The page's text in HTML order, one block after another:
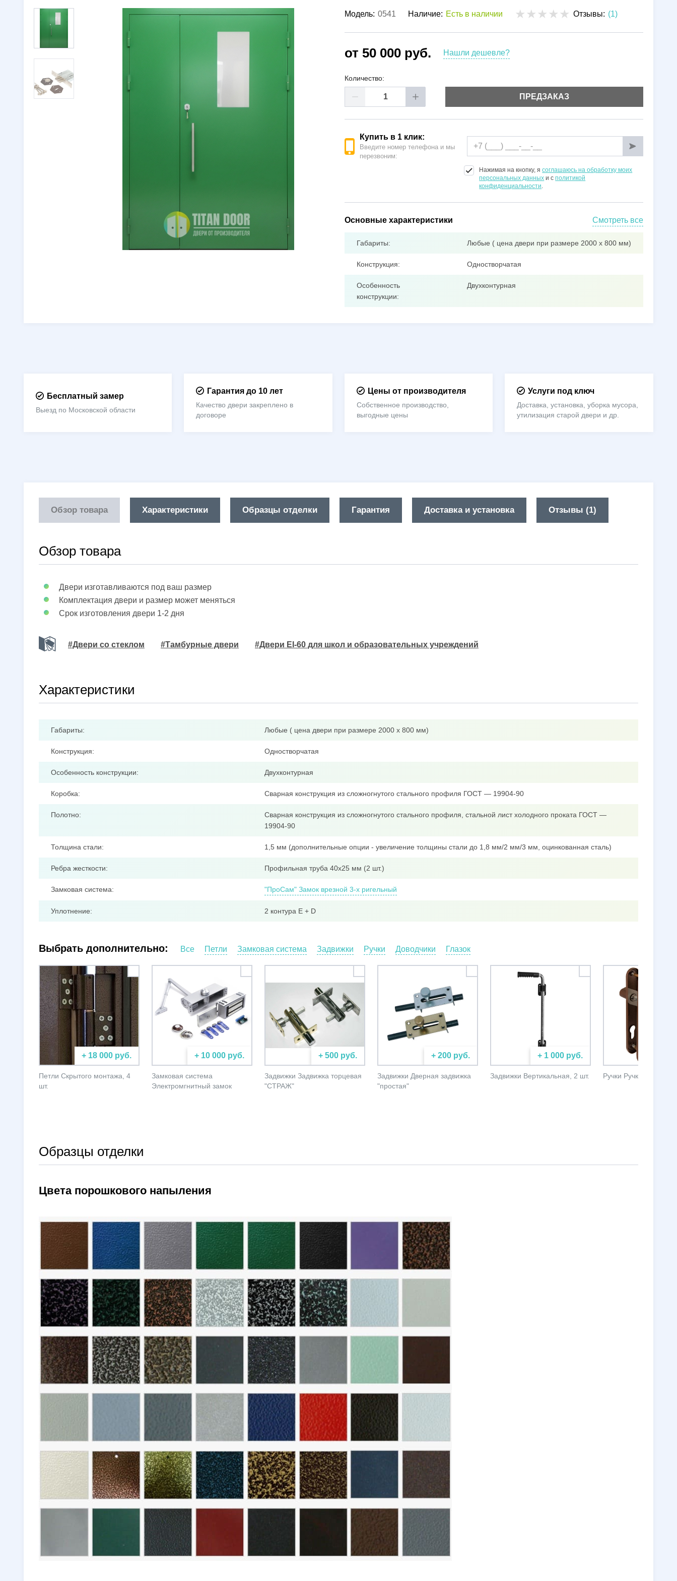
Двери с ковкой
Двери со стеклом
Тамбурные двери
🔖 РАСПРОДАЖА ДВЕРЕЙ
Установка
Модель: 0541 Наличие: Есть в наличии Отзывы: (1)
от 50 000 руб. Нашли дешевле?
Количество:
ПРЕДЗАКАЗ
Купить в 1 клик:
Введите номер телефона и мы
перезвоним:
Нажимая на кнопку, ясоглашаюсь на обработку моих
персональных данных и сполитикой
конфиденциальности.
Основные характеристики Смотреть все
Габариты: Любые ( цена двери при размере 2000 х 800 мм)
Конструкция: Одностворчатая
Особенность
конструкции:
Двухконтурная
Бесплатный замер
Выезд по Московской области
Гарантия до 10 лет
Качество двери закреплено в
договоре
Цены от производителя
Собственное производство,
выгодные цены
Услуги под ключ
Доставка, установка, уборка мусора,
утилизация старой двери и др.
Обзор товара Характеристики Образцы отделки Гарантия Доставка и установка Отзывы (1)
Обзор товара
Двери изготавливаются под ваш размер
Комплектация двери и размер может меняться
Срок изготовления двери 1-2 дня
#Двери со стеклом #Тамбурные двери #Двери EI-60 для школ и образовательных учреждений
Характеристики
Габариты: Любые ( цена двери при размере 2000 х 800 мм)
Конструкция: Одностворчатая
Особенность конструкции: Двухконтурная
Коробка: Сварная конструкция из сложногнутого стального профиля ГОСТ — 19904-90
Полотно:
Сварная конструкция из сложногнутого стального профиля, стальной лист холодного проката ГОСТ —
19904-90
Толщина стали: 1,5 мм (дополнительные опции - увеличение толщины стали до 1,8 мм/2 мм/3 мм, оцинкованная сталь)
Ребра жесткости: Профильная труба 40x25 мм (2 шт.)
Замковая система: "ПроСам" Замок врезной 3-х ригельный
Уплотнение: 2 контура E + D
Выбрать дополнительно: Все Петли Замковая система Задвижки Ручки Доводчики Глазок
+ 18 000 руб.
Петли Скрытого монтажа, 4
шт.
+ 10 000 руб.
Замковая система
Электромгнитный замок
+ 500 руб.
Задвижки Задвижка торцевая
"СТРАЖ"
+ 200 руб.
Задвижки Дверная задвижка
"простая"
+ 1 000 руб.
Задвижки Вертикальная, 2 шт. Ручки Ручки на планке
Образцы отделки
Цвета порошкового напыления